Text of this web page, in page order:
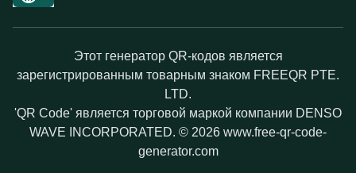
Этот генератор QR-кодов является
зарегистрированным товарным знаком FREEQR PTE.
LTD.
'QR Code' является торговой маркой компании DENSO
WAVE INCORPORATED. © 2026 www.free-qr-code-
generator.com